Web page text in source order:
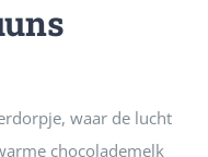
waar de lucht
chocolademelk